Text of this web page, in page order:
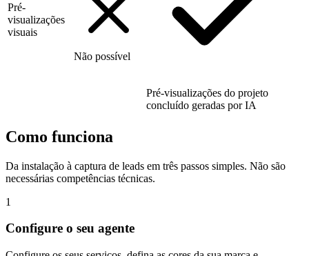
Pré-
visualizações
visuais
Não possível
Pré-visualizações do projeto
concluído geradas por IA
Como funciona
Da instalação à captura de leads em três passos simples. Não são
necessárias competências técnicas.
1
Configure o seu agente